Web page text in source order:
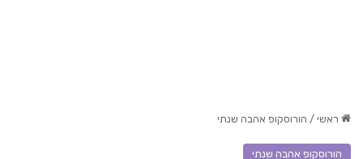
ראשי / הורוסקופ אהבה שנתי
הורוסקופ אהבה שנתי